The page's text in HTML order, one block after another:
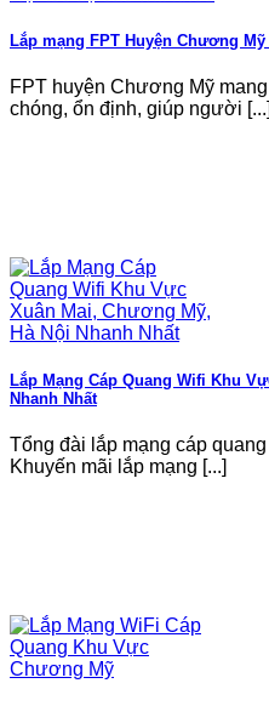
Lắp mạng FPT Huyện Chương
FPT huyện Chương Mỹ
chóng, ổn định, giúp người [...]
Lắp Mạng Cáp Quang Wifi Khu
Nhanh Nhất
Tổng đài lắp mạng cáp
Khuyến mãi lắp mạng [...]